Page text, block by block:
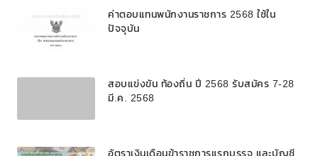
ค่าตอบแทนพนักงานราชการ 2568 ใช้ใน
ปัจจุบัน
สอบแข่งขัน ท้องถิ่น ปี 2568 รับสมัคร 7-28
มี.ค. 2568